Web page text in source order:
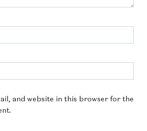
and website in this browser for the